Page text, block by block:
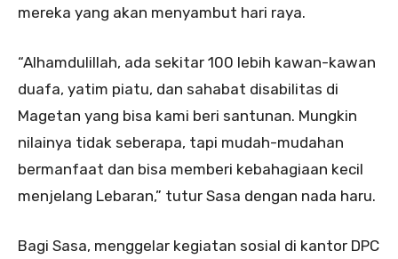
mereka yang akan menyambut hari raya.
“Alhamdulillah, ada sekitar 100 lebih kawan-kawan
duafa, yatim piatu, dan sahabat disabilitas di
Magetan yang bisa kami beri santunan. Mungkin
nilainya tidak seberapa, tapi mudah-mudahan
bermanfaat dan bisa memberi kebahagiaan kecil
menjelang Lebaran,” tutur Sasa dengan nada haru.
Bagi Sasa, menggelar kegiatan sosial di kantor DPC